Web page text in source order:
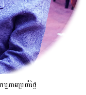
ាពប្រចាំថ្ងៃ